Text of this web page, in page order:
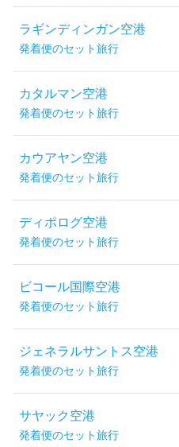
ラギンディンガン空港
発着便のセット旅行
カタルマン空港
発着便のセット旅行
カウアヤン空港
発着便のセット旅行
ディポログ空港
発着便のセット旅行
ビコール国際空港
発着便のセット旅行
ジェネラルサントス空港
発着便のセット旅行
サヤック空港
発着便のセット旅行